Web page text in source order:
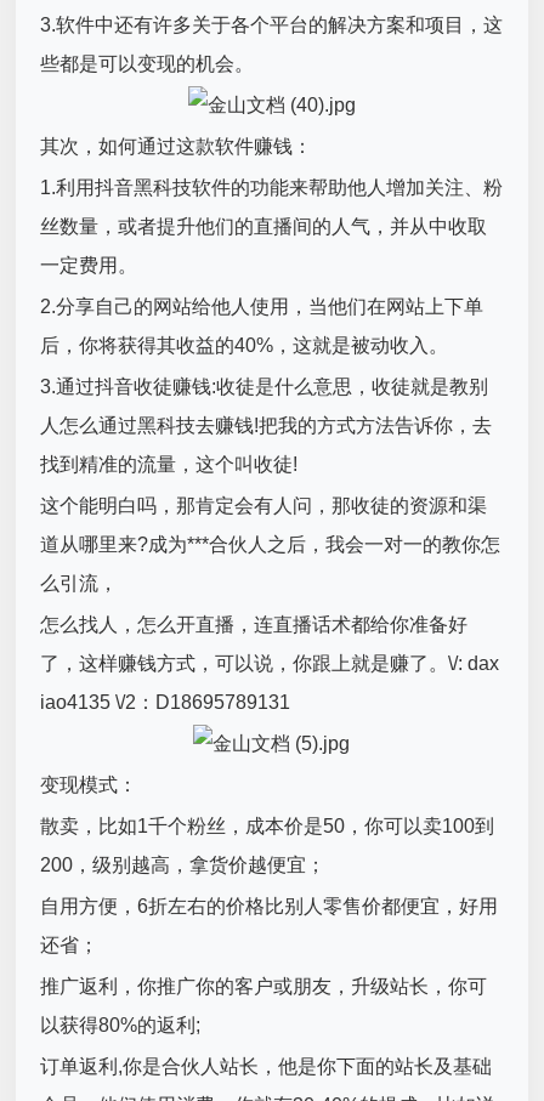
3.软件中还有许多关于各个平台的解决方案和项目，这
些都是可以变现的机会。
其次，如何通过这款软件赚钱：
1.利用抖音黑科技软件的功能来帮助他人增加关注、粉
丝数量，或者提升他们的直播间的人气，并从中收取
一定费用。
2.分享自己的网站给他人使用，当他们在网站上下单
后，你将获得其收益的40%，这就是被动收入。
3.通过抖音收徒赚钱:收徒是什么意思，收徒就是教别
人怎么通过黑科技去赚钱!把我的方式方法告诉你，去
找到精准的流量，这个叫收徒!
这个能明白吗，那肯定会有人问，那收徒的资源和渠
道从哪里来?成为***合伙人之后，我会一对一的教你怎
么引流，
怎么找人，怎么开直播，连直播话术都给你准备好
了，这样赚钱方式，可以说，你跟上就是赚了。\/: dax
iao4135 \/2：D18695789131
变现模式：
散卖，比如1千个粉丝，成本价是50，你可以卖100到
200，级别越高，拿货价越便宜；
自用方便，6折左右的价格比别人零售价都便宜，好用
还省；
推广返利，你推广你的客户或朋友，升级站长，你可
以获得80%的返利;
订单返利,你是合伙人站长，他是你下面的站长及基础